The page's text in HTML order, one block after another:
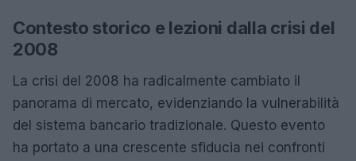
Contesto storico e lezioni dalla crisi del
2008
La crisi del 2008 ha radicalmente cambiato il
panorama di mercato, evidenziando la vulnerabilità
del sistema bancario tradizionale. Questo evento
ha portato a una crescente sfiducia nei confronti